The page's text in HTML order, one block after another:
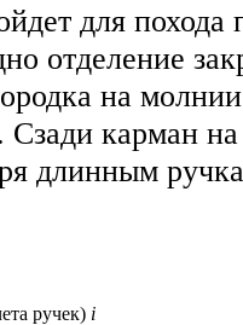
для
отделение
на
Сзади карман
длинным
ручек) i